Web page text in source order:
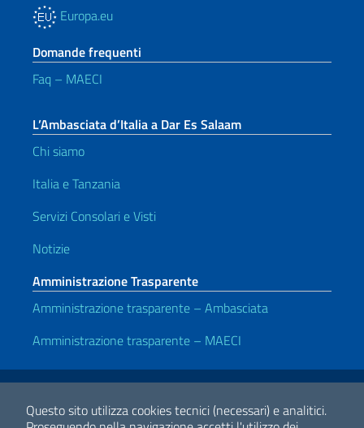
Questo sito utilizza cookies tecnici (necessari) e analitici.
Europa.eu
Domande frequenti
Faq – MAECI
L’Ambasciata d’Italia a Dar Es Salaam
Chi siamo
Italia e Tanzania
Servizi Consolari e Visti
Notizie
Amministrazione Trasparente
Amministrazione trasparente – Ambasciata
Amministrazione trasparente – MAECI
Link Utili